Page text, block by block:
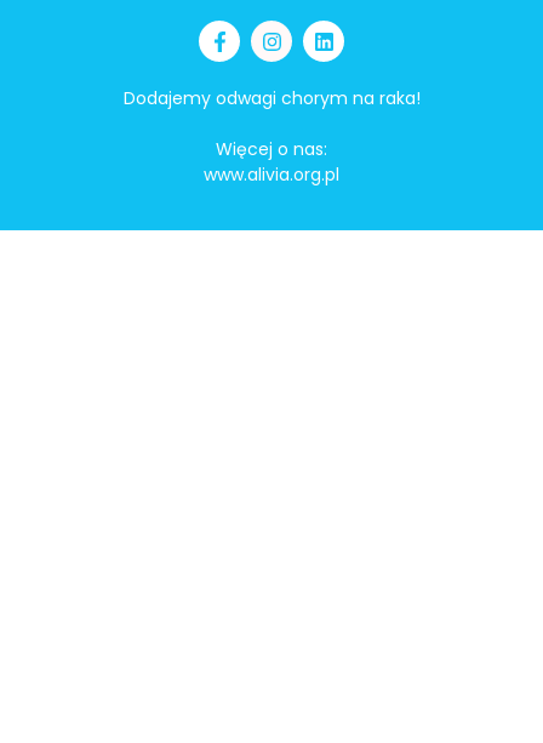
Dodajemy odwagi chorym na raka!
Więcej o nas:
www.alivia.org.pl